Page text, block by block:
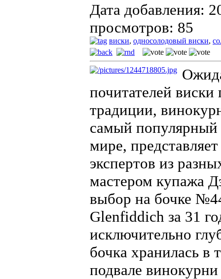
Дата добавления:
просмотров: 85
виски, односолодовый виски,
почитателей
традиции,
самый популярный
мире,
экспертов из
мастером купажа
выбор на бочке
Glenfiddich за 31
исключительно
бочка хранилась в
подвале